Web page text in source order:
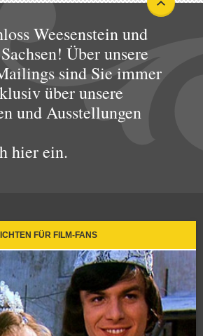
Weesenstein und
Über unsere
sind Sie immer
über unsere
und Ausstellungen
hier ein.
FÜR FILM-FANS